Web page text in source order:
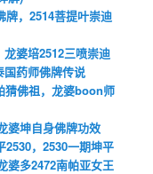
牌，2514菩提叶崇迪
婆培2512三喷崇迪
药师佛牌传说
猜佛祖，龙婆boon师
婆坤自身佛牌功效
2530，2530一期坤平
婆多2472南帕亚女王